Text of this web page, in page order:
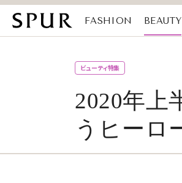
FASHION BEAUTY
ビューティ特集
2020年上
うヒーロ